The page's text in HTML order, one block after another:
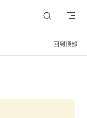
回到顶部